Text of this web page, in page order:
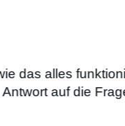
das alles
auf die